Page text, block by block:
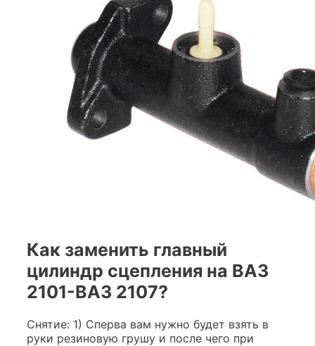
Как заменить главный
цилиндр сцепления на ВАЗ
2101-ВАЗ 2107?
Снятие: 1) Сперва вам нужно будет взять в
руки резиновую грушу и после чего при